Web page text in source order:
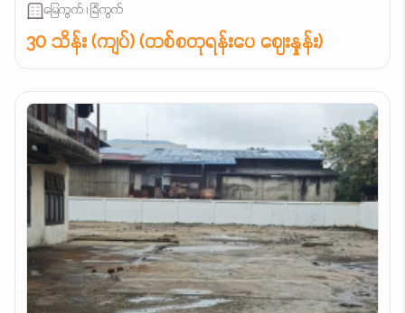
မြေကွက် ၊ ခြံကွက်
30 သိန်း (ကျပ်) (တစ်စတုရန်းပေ ဈေးနှုန်း)